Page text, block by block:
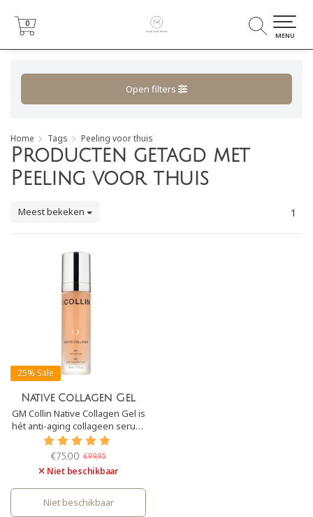
0
0
MENU
Open filters
Home Tags Peeling voor thuis
Producten getagd met
Peeling voor thuis
Meest bekeken 1
25% Sale
Native Collagen Gel
GM Collin Native Collagen Gel is
hét anti-aging collageen serum.
Dit collageen serum stimuleert
niet alleen de collageen
aanmaak, maar geeft ook een
hydratatie boost aan de huid.
Het verfijnt de huidstructuur en
werkt kalmerend op de huid.
€75,00 €99,95
Niet beschikbaar
Niet beschikbaar